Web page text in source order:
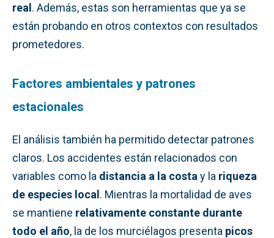
real . Además, estas son herramientas que ya se
están probando en otros contextos con resultados
prometedores.
Factores ambientales y patrones
estacionales
El análisis también ha permitido detectar patrones
claros. Los accidentes están relacionados con
variables como la distancia a la costa y la riqueza
de especies local . Mientras la mortalidad de aves
se mantiene relativamente constante durante
todo el año, la de los murciélagos presenta picos